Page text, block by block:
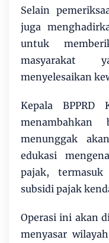
Selain
juga
untuk
masyarakat
menyelesaikan
Kepala BPPRD
menambahkan
menunggak
edukasi
pajak,
subsidi pajak
Operasi ini akan
menyasar